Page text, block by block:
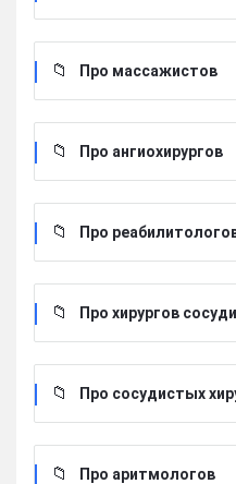
Про массажистов
Про ангиохирургов
Про
Про хирургов
Про сосудистых
Про аритмологов